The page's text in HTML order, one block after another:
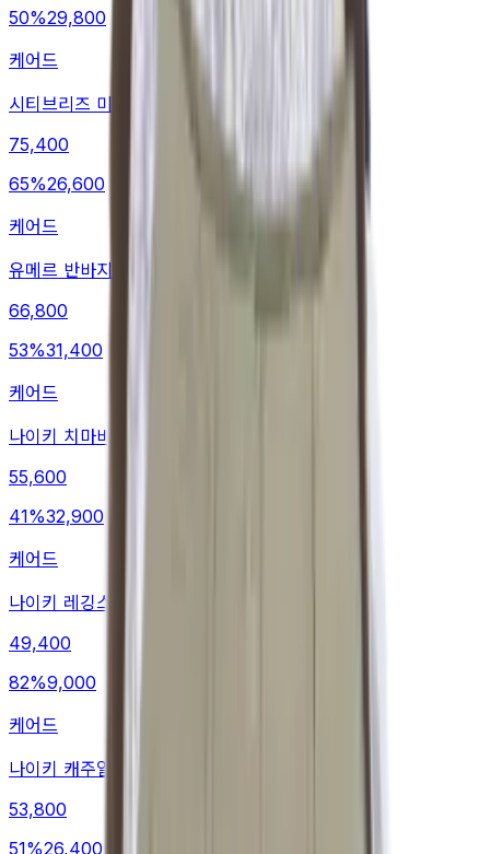
50%29,800
케어드
시티브리즈 미니스커트
75,400
65%26,600
케어드
유메르 반바지
66,800
53%31,400
케어드
나이키 치마바지
55,600
41%32,900
케어드
나이키 레깅스
49,400
82%9,000
케어드
나이키 캐주얼팬츠
53,800
51%26,400